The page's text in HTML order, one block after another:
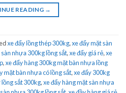
READING →
xe đẩy lồng thép 300kg,xe đẩy mặt sàn
nhựa 300kg lồng sắt,xe đẩy giá rẻ,xe
,xe đẩy hàng 300kg mặt bàn nhựa lồng
mặt bàn nhựa có lồng sắt,xe đẩy 300kg
lồng sắt 300kg,xe đẩy hàng mặt sàn nhựa